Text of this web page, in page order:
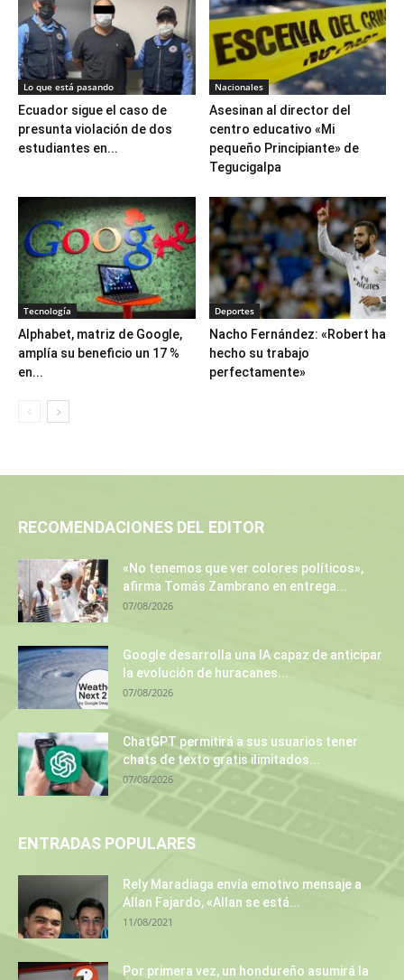
Lo que está pasando
Ecuador sigue el caso de
presunta violación de dos
estudiantes en...
Nacionales
Asesinan al director del
centro educativo «Mi
pequeño Principiante» de
Tegucigalpa
Tecnología
Alphabet, matriz de Google,
amplía su beneficio un 17 %
en...
Deportes
Nacho Fernández: «Robert ha
hecho su trabajo
perfectamente»
RECOMENDACIONES DEL EDITOR
«No tenemos que ver colores políticos»,
afirma Tomás Zambrano en entrega...
07/08/2026
Google desarrolla una IA capaz de anticipar
la evolución de huracanes...
07/08/2026
ChatGPT permitirá a sus usuarios tener
chats de texto gratis ilimitados...
07/08/2026
ENTRADAS POPULARES
Rely Maradiaga envía emotivo mensaje a
Allan Fajardo, «Allan se está...
11/08/2021
Por primera vez, un hondureño asumirá la